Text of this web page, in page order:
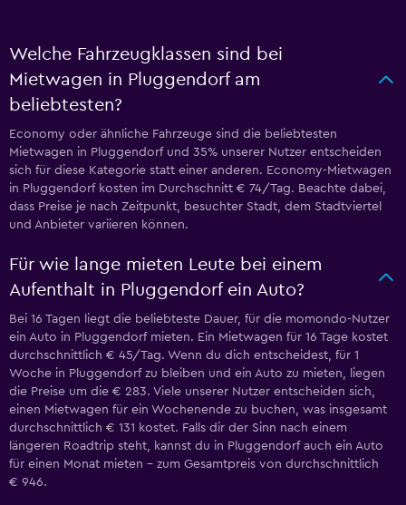
Welche Fahrzeugklassen sind bei
Mietwagen in Pluggendorf am
beliebtesten?
Economy oder ähnliche Fahrzeuge sind die beliebtesten
Mietwagen in Pluggendorf und 35% unserer Nutzer entscheiden
sich für diese Kategorie statt einer anderen. Economy-Mietwagen
in Pluggendorf kosten im Durchschnitt € 74/Tag. Beachte dabei,
dass Preise je nach Zeitpunkt, besuchter Stadt, dem Stadtviertel
und Anbieter variieren können.
Für wie lange mieten Leute bei einem
Aufenthalt in Pluggendorf ein Auto?
Bei 16 Tagen liegt die beliebteste Dauer, für die momondo-Nutzer
ein Auto in Pluggendorf mieten. Ein Mietwagen für 16 Tage kostet
durchschnittlich € 45/Tag. Wenn du dich entscheidest, für 1
Woche in Pluggendorf zu bleiben und ein Auto zu mieten, liegen
die Preise um die € 283. Viele unserer Nutzer entscheiden sich,
einen Mietwagen für ein Wochenende zu buchen, was insgesamt
durchschnittlich € 131 kostet. Falls dir der Sinn nach einem
längeren Roadtrip steht, kannst du in Pluggendorf auch ein Auto
für einen Monat mieten – zum Gesamtpreis von durchschnittlich
€ 946.